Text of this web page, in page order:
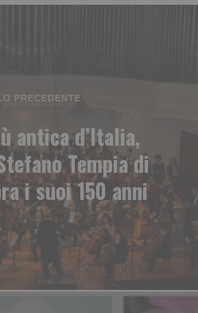
PRECEDENTE
antica d’Italia,
Tempia di
i suoi 150 anni